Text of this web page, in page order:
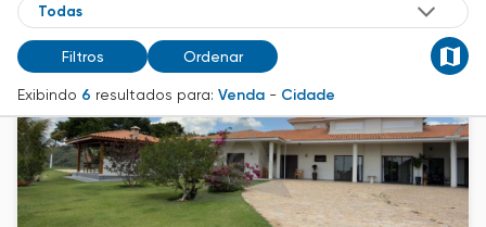
Filtros Ordenar
Exibindo 6 resultados para: Venda - Cidade